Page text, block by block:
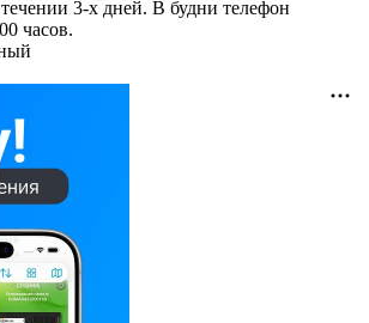
3-х дней. В будни телефон
часов.